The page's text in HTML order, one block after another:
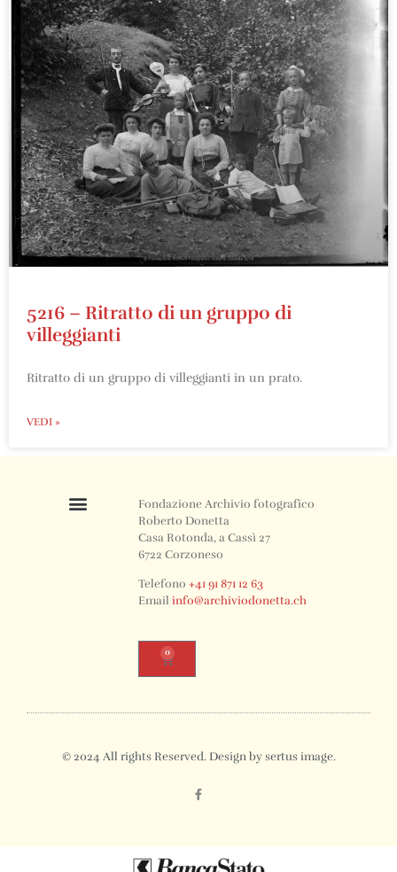
5216 – Ritratto di un gruppo di
villeggianti
Ritratto di un gruppo di villeggianti in un prato.
VEDI »
Fondazione Archivio fotografico
Roberto Donetta
Casa Rotonda, a Cassì 27
6722 Corzoneso
Telefono+41 91 871 12 63
Emailinfo@archiviodonetta.ch
0
© 2024 All rights Reserved. Design by sertus image.